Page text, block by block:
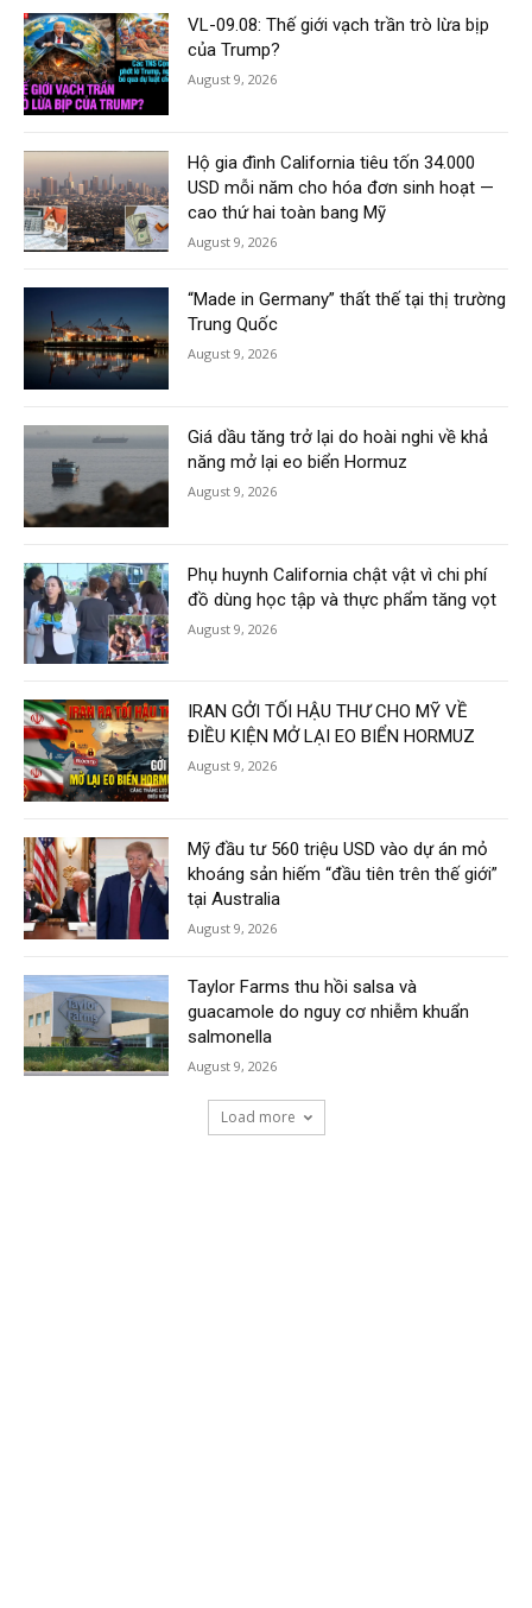
VL-09.08: Thế giới vạch trần trò lừa bịp
của Trump?
August 9, 2026
Hộ gia đình California tiêu tốn 34.000
USD mỗi năm cho hóa đơn sinh hoạt —
cao thứ hai toàn bang Mỹ
August 9, 2026
“Made in Germany” thất thế tại thị trường
Trung Quốc
August 9, 2026
Giá dầu tăng trở lại do hoài nghi về khả
năng mở lại eo biển Hormuz
August 9, 2026
Phụ huynh California chật vật vì chi phí
đồ dùng học tập và thực phẩm tăng vọt
August 9, 2026
IRAN GỞI TỐI HẬU THƯ CHO MỸ VỀ
ĐIỀU KIỆN MỞ LẠI EO BIỂN HORMUZ
August 9, 2026
Mỹ đầu tư 560 triệu USD vào dự án mỏ
khoáng sản hiếm “đầu tiên trên thế giới”
tại Australia
August 9, 2026
Taylor Farms thu hồi salsa và
guacamole do nguy cơ nhiễm khuẩn
salmonella
August 9, 2026
Load more